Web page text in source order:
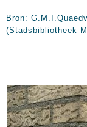
Bron:
(Stadsbibliotheek